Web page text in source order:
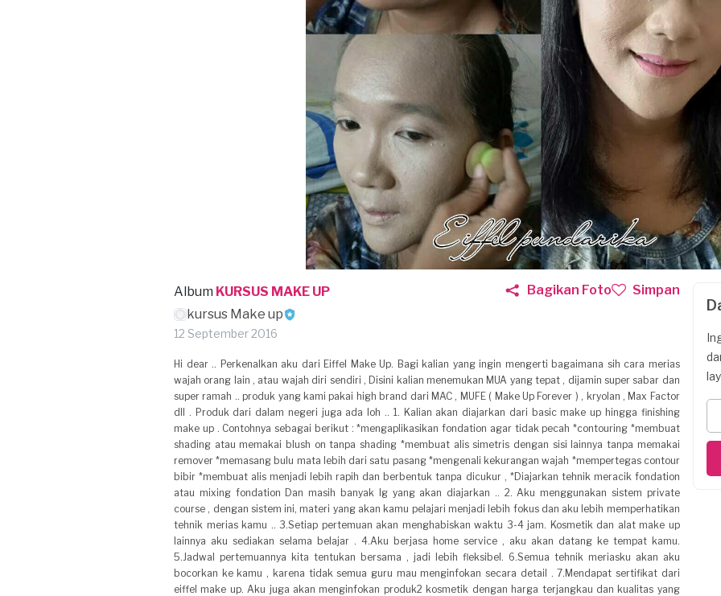
Album KURSUS MAKE UP
kursus Make up
12 September 2016
Bagikan Foto Simpan
Hi dear .. Perkenalkan aku dari Eiffel Make Up. Bagi kalian yang ingin mengerti bagaimana sih cara merias
wajah orang lain , atau wajah diri sendiri , Disini kalian menemukan MUA yang tepat , dijamin super sabar dan
super ramah .. produk yang kami pakai high brand dari MAC , MUFE ( Make Up Forever ) , kryolan , Max Factor
dll . Produk dari dalam negeri juga ada loh .. 1. Kalian akan diajarkan dari basic make up hingga finishing
make up . Contohnya sebagai berikut : *mengaplikasikan fondation agar tidak pecah *contouring *membuat
shading atau memakai blush on tanpa shading *membuat alis simetris dengan sisi lainnya tanpa memakai
remover *memasang bulu mata lebih dari satu pasang *mengenali kekurangan wajah *mempertegas contour
bibir *membuat alis menjadi lebih rapih dan berbentuk tanpa dicukur , *Diajarkan tehnik meracik fondation
atau mixing fondation Dan masih banyak lg yang akan diajarkan .. 2. Aku menggunakan sistem private
course , dengan sistem ini, materi yang akan kamu pelajari menjadi lebih fokus dan aku lebih memperhatikan
tehnik merias kamu .. 3.Setiap pertemuan akan menghabiskan waktu 3-4 jam. Kosmetik dan alat make up
lainnya aku sediakan selama belajar . 4.Aku berjasa home service , aku akan datang ke tempat kamu.
5.Jadwal pertemuannya kita tentukan bersama , jadi lebih fleksibel. 6.Semua tehnik meriasku akan aku
bocorkan ke kamu , karena tidak semua guru mau menginfokan secara detail . 7.Mendapat sertifikat dari
eiffel make up. Aku juga akan menginfokan produk2 kosmetik dengan harga terjangkau dan kualitas yang